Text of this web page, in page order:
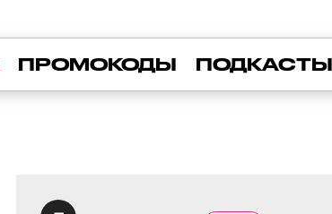
ПРОМОКОДЫ ПОДКАСТЫ